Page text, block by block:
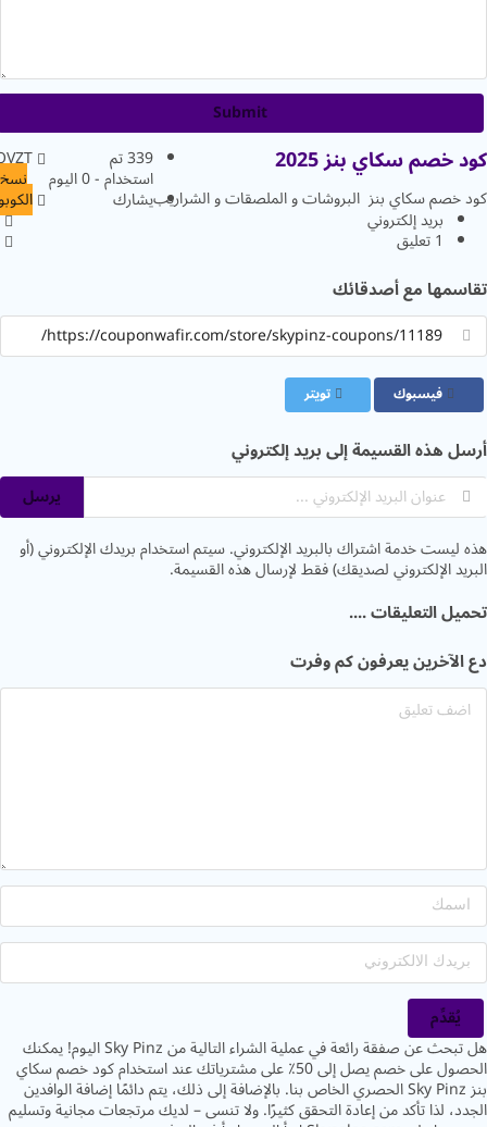
Submit
خصم سكاي بنز 2025
سكاي بنز البروشات و الملصقات و الشراريب
XZQVZT
نسخ
الكوبون
339 تم
استخدام - 0 اليوم
يشارك
بريد إلكتروني
1 تعليق
مع أصدقائك
فيسبوك تويتر
هذه القسيمة إلى بريد إلكتروني
يرسل
خدمة اشتراك بالبريد الإلكتروني. سيتم استخدام بريدك الإلكتروني (أو
الإلكتروني لصديقك) فقط لإرسال هذه القسيمة.
التعليقات ....
يعرفون كم وفرت
يُقدِّم
هل تبحث عن صفقة رائعة في عملية الشراء التالية من Sky Pinz اليوم! يمكنك
الحصول على خصم يصل إلى 50٪ على مشترياتك عند استخدام كود خصم سكاي
بنز Sky Pinz الحصري الخاص بنا. بالإضافة إلى ذلك، يتم دائمًا إضافة الوافدين
لذا تأكد من إعادة التحقق كثيرًا. ولا تنسى – لديك مرتجعات مجانية وتسليم